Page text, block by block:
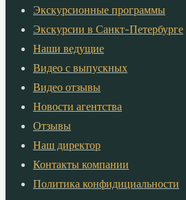
Экскурсионные программы
Экскурсии в Санкт-Петербурге
Наши ведущие
Видео с выпускных
Видео отзывы
Новости агентства
Отзывы
Наш директор
Контакты компании
Политика конфидициальности